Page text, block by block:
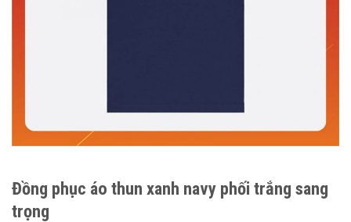
Đồng phục áo thun xanh navy phối trắng sang
trọng